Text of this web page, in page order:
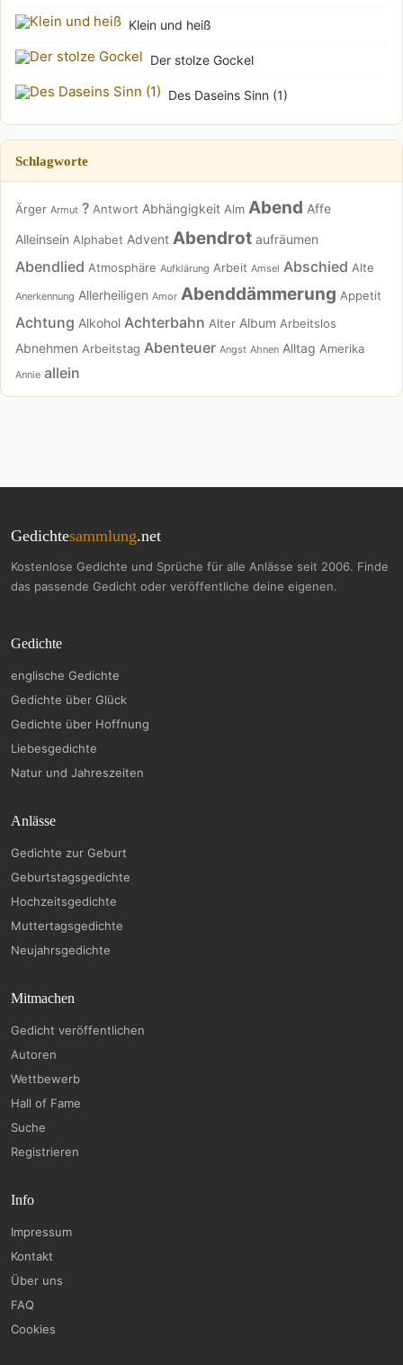
Klein und heiß
Der stolze Gockel
Des Daseins Sinn (1)
Schlagworte
Ärger Armut ? Antwort Abhängigkeit Alm Abend Affe
Alleinsein Alphabet Advent Abendrot aufräumen
Abendlied Atmosphäre Aufklärung Arbeit Amsel Abschied Alte
Anerkennung Allerheiligen Amor Abenddämmerung Appetit
Achtung Alkohol Achterbahn Alter Album Arbeitslos
Abnehmen Arbeitstag Abenteuer Angst Ahnen Alltag Amerika
Annie allein
Gedichtesammlung.net
Kostenlose Gedichte und Sprüche für alle Anlässe seit 2006. Finde
das passende Gedicht oder veröffentliche deine eigenen.
Gedichte
englische Gedichte
Gedichte über Glück
Gedichte über Hoffnung
Liebesgedichte
Natur und Jahreszeiten
Anlässe
Gedichte zur Geburt
Geburtstagsgedichte
Hochzeitsgedichte
Muttertagsgedichte
Neujahrsgedichte
Mitmachen
Gedicht veröffentlichen
Autoren
Wettbewerb
Hall of Fame
Suche
Registrieren
Info
Impressum
Kontakt
Über uns
FAQ
Cookies